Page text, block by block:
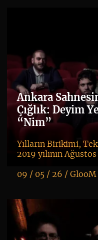
Ankara
Çığlık: Deyim
“Nim”
Yılların Birikimi,
2019 yılının
09 / 05 / 26 / GlooM